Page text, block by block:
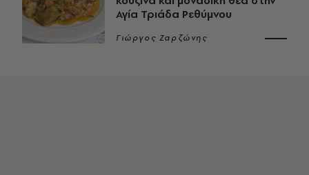
Αγία Τριάδα Ρεθύμνου
Γιώργος Ζαρζώνης